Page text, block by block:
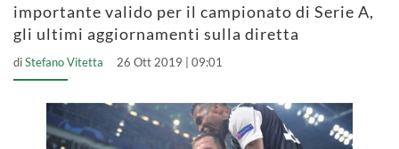
importante valido per il campionato di Serie A,
gli ultimi aggiornamenti sulla diretta
diStefano Vitetta 26 Ott 2019 | 09:01